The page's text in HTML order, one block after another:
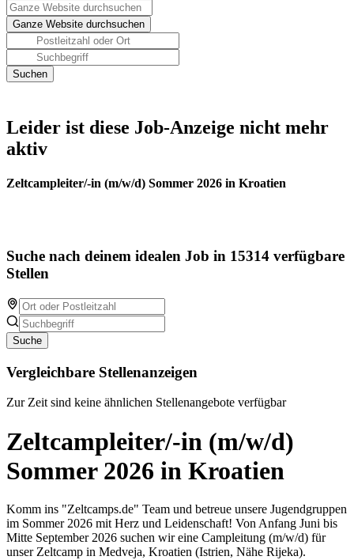
Leider ist diese Job-Anzeige nicht mehr
aktiv
Zeltcampleiter/-in (m/w/d) Sommer 2026 in Kroatien
Suche nach deinem idealen Job in 15314 verfügbare
Stellen
Suche
Vergleichbare Stellenanzeigen
Zur Zeit sind keine ähnlichen Stellenangebote verfügbar
Zeltcampleiter/-in (m/w/d)
Sommer 2026 in Kroatien
Komm ins "Zeltcamps.de" Team und betreue unsere Jugendgruppen
im Sommer 2026 mit Herz und Leidenschaft! Von Anfang Juni bis
Mitte September 2026 suchen wir eine Campleitung (m/w/d) für
unser Zeltcamp in Medveja, Kroatien (Istrien, Nähe Rijeka).